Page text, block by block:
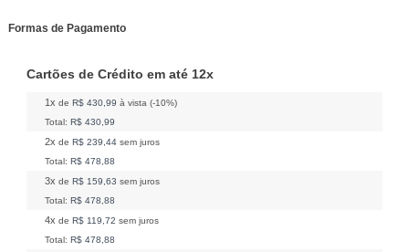
Formas de Pagamento
Cartões de Crédito em até 12x
1x de R$ 430,99 à vista (-10%)
Total: R$ 430,99
2x de R$ 239,44 sem juros
Total: R$ 478,88
3x de R$ 159,63 sem juros
Total: R$ 478,88
4x de R$ 119,72 sem juros
Total: R$ 478,88